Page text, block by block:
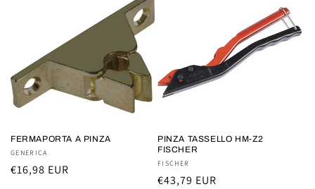
FERMAPORTA A PINZA
Fornitore:
GENERICA
Prezzo
€16,98 EUR
PINZA TASSELLO HM-Z2
FISCHER
Fornitore:
FISCHER
Prezzo
€43,79 EUR